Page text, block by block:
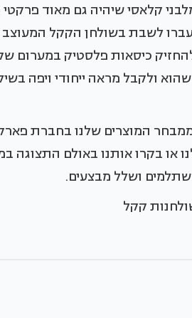
קלאסי שיהיה גם מאוד
לשבת בשולחן הקקל
כיסאות פלסטיק במערום
ולקבל מראה ייחודי ויפה
המוצרים שלנו בחברת
או בקרו אותנו באולם התצוגה
ושלל מבצעים.
קקל